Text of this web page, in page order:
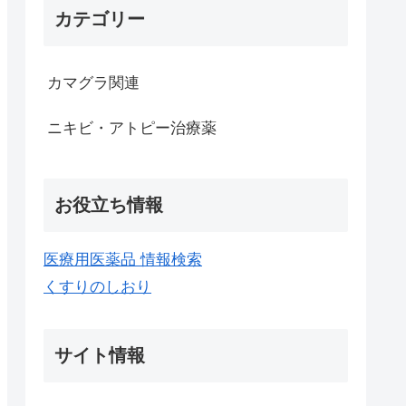
カテゴリー
カマグラ関連
ニキビ・アトピー治療薬
お役立ち情報
医療用医薬品 情報検索
くすりのしおり
サイト情報